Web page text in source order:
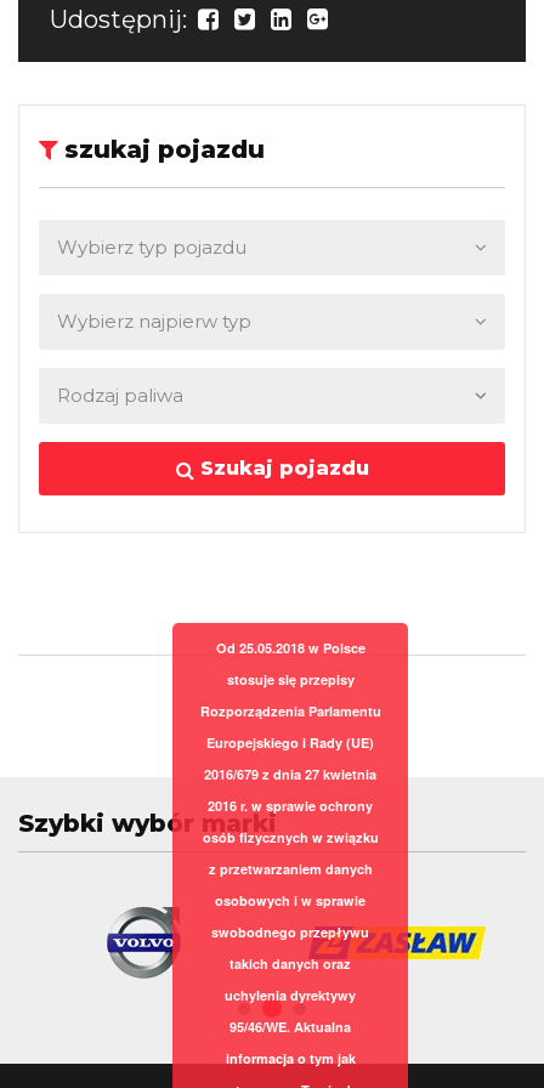
Udostępnij:
szukaj pojazdu
Szukaj pojazdu
Szybki wybór marki
Od 25.05.2018 w Polsce
stosuje się przepisy
Rozporządzenia Parlamentu
Europejskiego i Rady (UE)
2016/679 z dnia 27 kwietnia
2016 r. w sprawie ochrony
osób fizycznych w związku
z przetwarzaniem danych
osobowych i w sprawie
swobodnego przepływu
takich danych oraz
uchylenia dyrektywy
95/46/WE. Aktualna
informacja o tym jak